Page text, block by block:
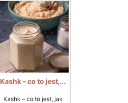
Kashk – co to jest,...
Kashk – co to jest, jak